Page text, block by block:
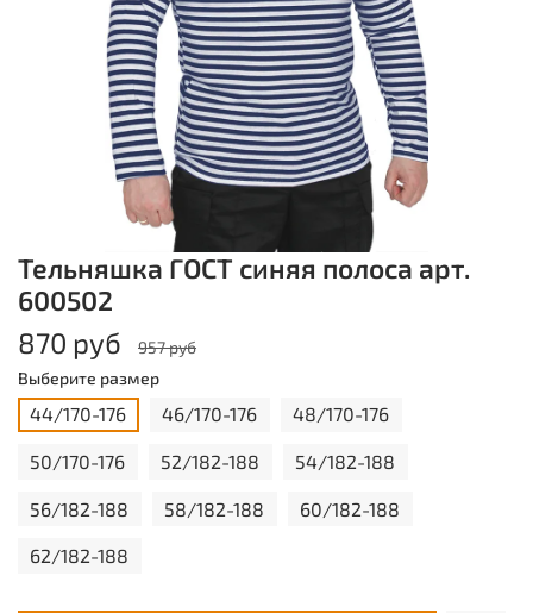
Тельняшка ГОСТ синяя полоса арт.
600502
870 руб
957 руб
Выберите размер
44/170-176 46/170-176 48/170-176
50/170-176 52/182-188 54/182-188
56/182-188 58/182-188 60/182-188
62/182-188